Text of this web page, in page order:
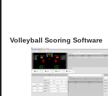
Volleyball Scoring Software